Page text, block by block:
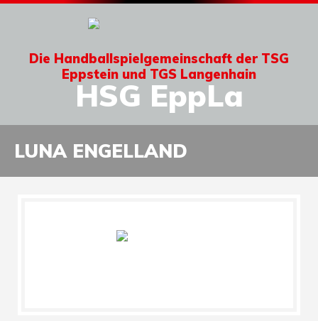
Die Handballspielgemeinschaft der TSG
Eppstein und TGS Langenhain
HSG EppLa
LUNA ENGELLAND